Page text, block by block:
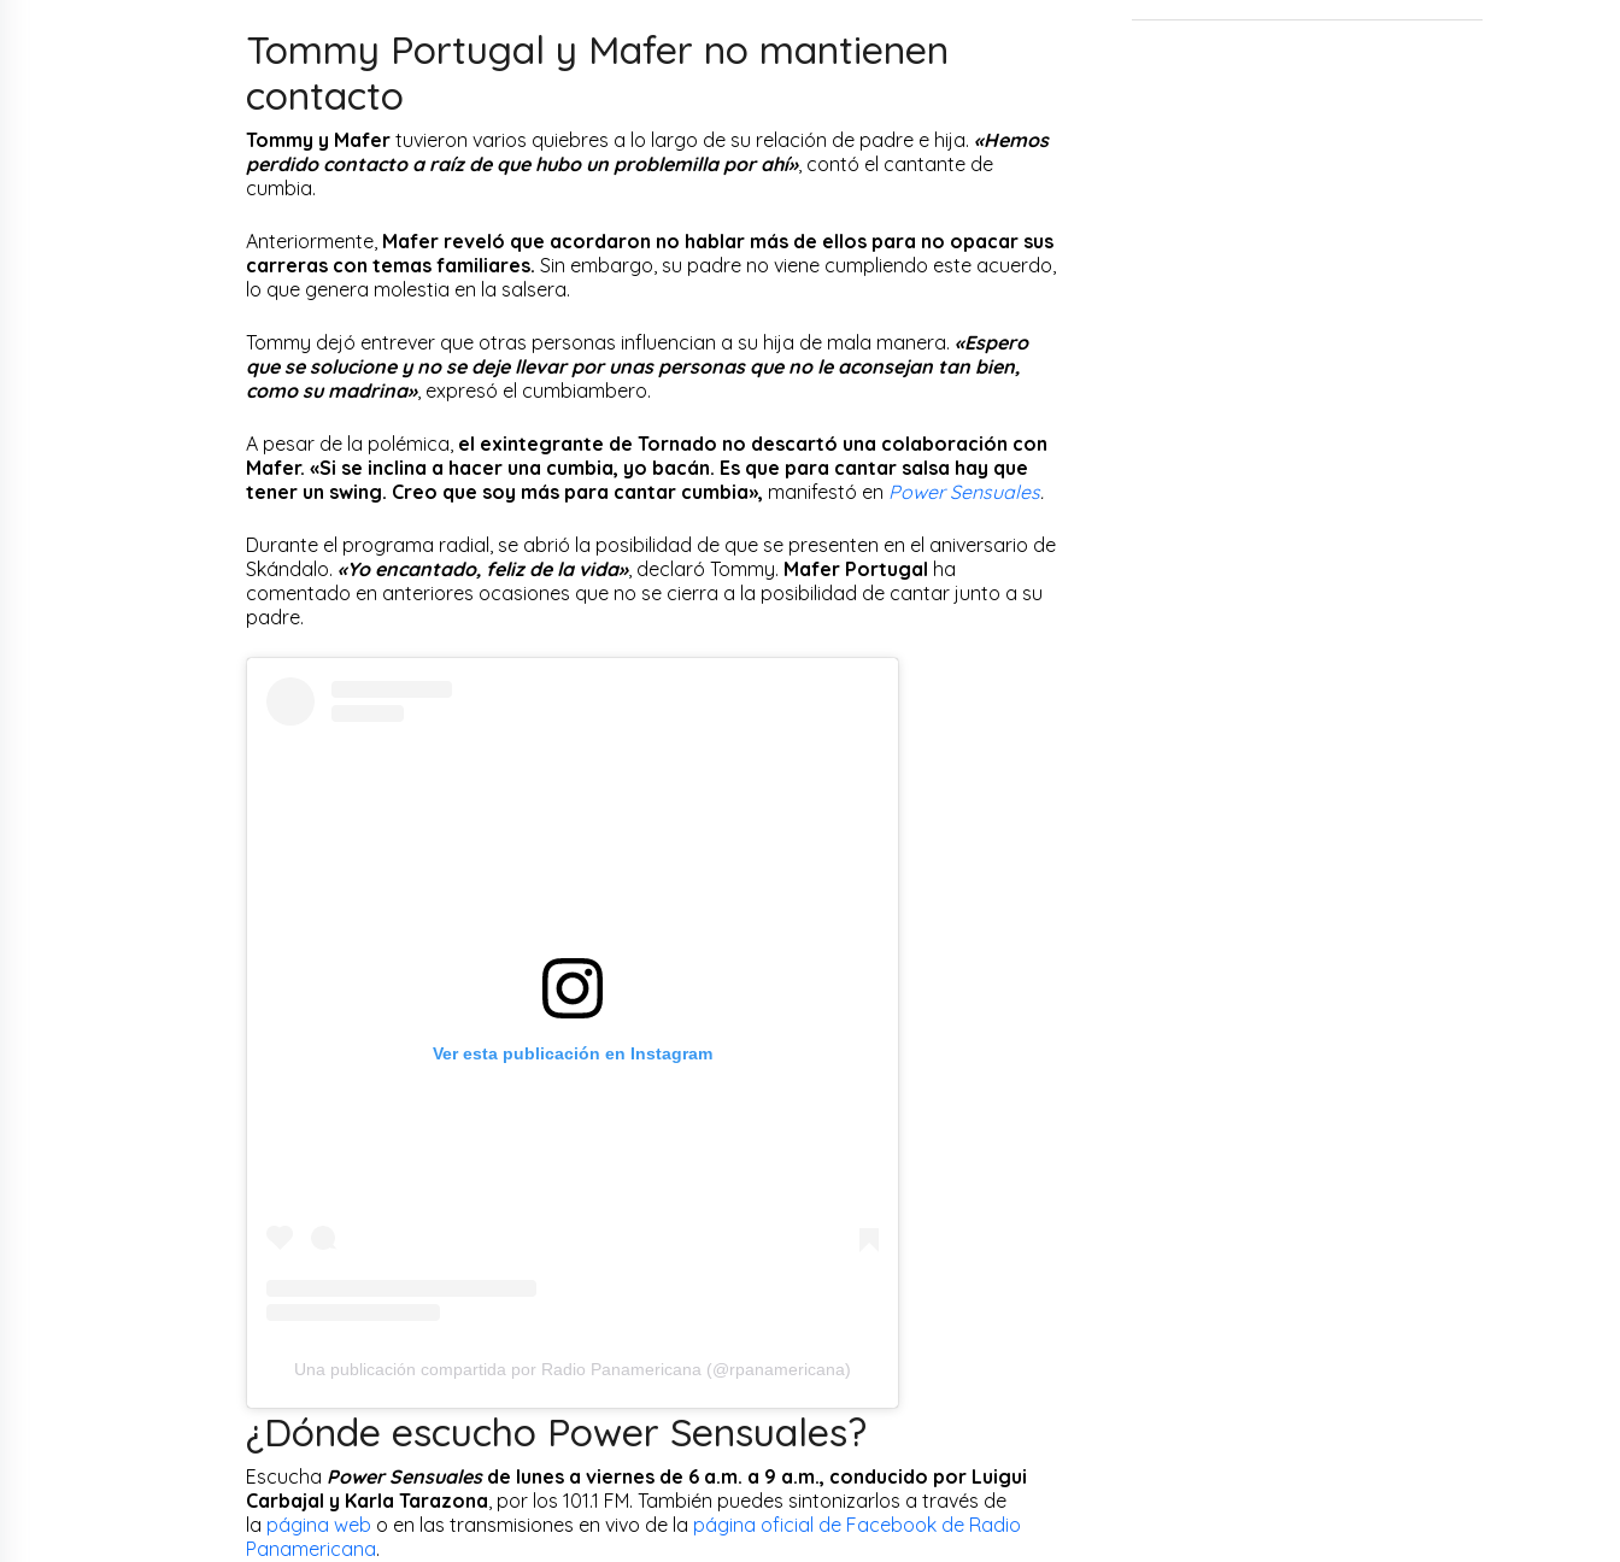
Tommy Portugal y Mafer no mantienen
contacto
Tommy y Mafer tuvieron varios quiebres a lo largo de su relación de padre e hija. «Hemos
perdido contacto a raíz de que hubo un problemilla por ahí», contó el cantante de
cumbia.
Anteriormente, Mafer reveló que acordaron no hablar más de ellos para no opacar sus
carreras con temas familiares. Sin embargo, su padre no viene cumpliendo este acuerdo,
lo que genera molestia en la salsera.
Tommy dejó entrever que otras personas influencian a su hija de mala manera. «Espero
que se solucione y no se deje llevar por unas personas que no le aconsejan tan bien,
como su madrina», expresó el cumbiambero.
A pesar de la polémica, el exintegrante de Tornado no descartó una colaboración con
Mafer. «Si se inclina a hacer una cumbia, yo bacán. Es que para cantar salsa hay que
tener un swing. Creo que soy más para cantar cumbia», manifestó en Power Sensuales.
Durante el programa radial, se abrió la posibilidad de que se presenten en el aniversario de
Skándalo. «Yo encantado, feliz de la vida», declaró Tommy. Mafer Portugal ha
comentado en anteriores ocasiones que no se cierra a la posibilidad de cantar junto a su
padre.
Ver esta publicación en Instagram
Una publicación compartida por Radio Panamericana (@rpanamericana)
¿Dónde escucho Power Sensuales?
Escucha Power Sensualesde lunes a viernes de 6 a.m. a 9 a.m., conducido por Luigui
Carbajal y Karla Tarazona , por los 101.1 FM. También puedes sintonizarlos a través de
la página web o en las transmisiones en vivo de la página oficial de Facebook de Radio
Panamericana.